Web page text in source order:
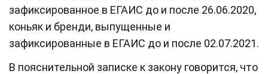
зафиксированное в ЕГАИС до и после 26.06.2020,
коньяк и бренди, выпущенные и
зафиксированные в ЕГАИС до и после 02.07.2021.
В пояснительной записке к закону говорится, что